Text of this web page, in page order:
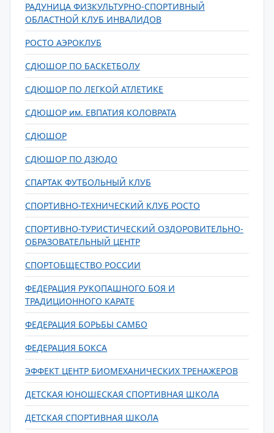
РАДУНИЦА ФИЗКУЛЬТУРНО-СПОРТИВНЫЙ
ОБЛАСТНОЙ КЛУБ ИНВАЛИДОВ
РОСТО АЭРОКЛУБ
СДЮШОР ПО БАСКЕТБОЛУ
СДЮШОР ПО ЛЕГКОЙ АТЛЕТИКЕ
СДЮШОР им. ЕВПАТИЯ КОЛОВРАТА
СДЮШОР
СДЮШОР ПО ДЗЮДО
СПАРТАК ФУТБОЛЬНЫЙ КЛУБ
СПОРТИВНО-ТЕХНИЧЕСКИЙ КЛУБ РОСТО
СПОРТИВНО-ТУРИСТИЧЕСКИЙ ОЗДОРОВИТЕЛЬНО-
ОБРАЗОВАТЕЛЬНЫЙ ЦЕНТР
СПОРТОБЩЕСТВО РОССИИ
ФЕДЕРАЦИЯ РУКОПАШНОГО БОЯ И
ТРАДИЦИОННОГО КАРАТЕ
ФЕДЕРАЦИЯ БОРЬБЫ САМБО
ФЕДЕРАЦИЯ БОКСА
ЭФФЕКТ ЦЕНТР БИОМЕХАНИЧЕСКИХ ТРЕНАЖЕРОВ
ДЕТСКАЯ ЮНОШЕСКАЯ СПОРТИВНАЯ ШКОЛА
ДЕТСКАЯ СПОРТИВНАЯ ШКОЛА